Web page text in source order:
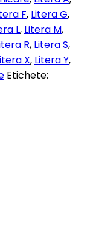
F, Litera G,
L, Litera M,
R, Litera S,
X, Litera Y,
Etichete: